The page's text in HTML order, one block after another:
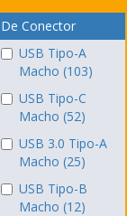
De Conector
USB Tipo-A
Macho (103)
USB Tipo-C
Macho (52)
USB 3.0 Tipo-A
Macho (25)
USB Tipo-B
Macho (12)